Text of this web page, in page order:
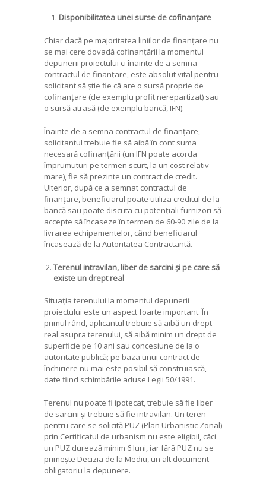
1. Disponibilitatea unei surse de cofinanțare
Chiar dacă pe majoritatea liniilor de finanțare nu
se mai cere dovadă cofinanțării la momentul
depunerii proiectului ci înainte de a semna
contractul de finanțare, este absolut vital pentru
solicitant să știe fie că are o sursă proprie de
cofinanțare (de exemplu profit nerepartizat) sau
o sursă atrasă (de exemplu bancă, IFN).
Înainte de a semna contractul de finanțare,
solicitantul trebuie fie să aibă în cont suma
necesară cofinanțării (un IFN poate acorda
împrumuturi pe termen scurt, la un cost relativ
mare), fie să prezinte un contract de credit.
Ulterior, după ce a semnat contractul de
finanțare, beneficiarul poate utiliza creditul de la
bancă sau poate discuta cu potențiali furnizori să
accepte să încaseze în termen de 60-90 zile de la
livrarea echipamentelor, când beneficiarul
încasează de la Autoritatea Contractantă.
Terenul intravilan, liber de sarcini și pe care să
existe un drept real
Situația terenului la momentul depunerii
proiectului este un aspect foarte important. În
primul rând, aplicantul trebuie să aibă un drept
real asupra terenului, să aibă minim un drept de
superficie pe 10 ani sau concesiune de la o
autoritate publică; pe baza unui contract de
închiriere nu mai este posibil să construiască,
date fiind schimbările aduse Legii 50/1991.
Terenul nu poate fi ipotecat, trebuie să fie liber
de sarcini și trebuie să fie intravilan. Un teren
pentru care se solicită PUZ (Plan Urbanistic Zonal)
prin Certificatul de urbanism nu este eligibil, căci
un PUZ durează minim 6 luni, iar fără PUZ nu se
primește Decizia de la Mediu, un alt document
obligatoriu la depunere.